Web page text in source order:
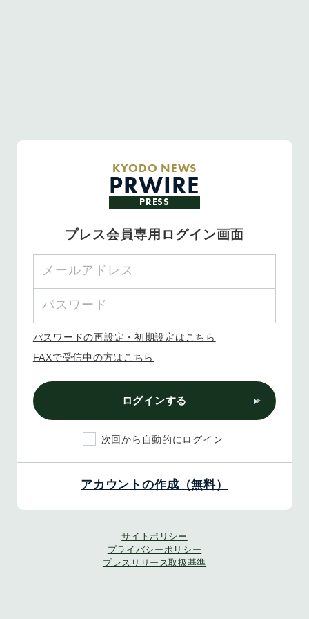
KYODO NEWS
PRWIRE
PRESS
プレス会員専用ログイン画面
パスワードの再設定・初期設定はこちら
FAXで受信中の方はこちら
ログインする
次回から自動的にログイン
アカウントの作成（無料）
サイトポリシー
プライバシーポリシー
プレスリリース取扱基準